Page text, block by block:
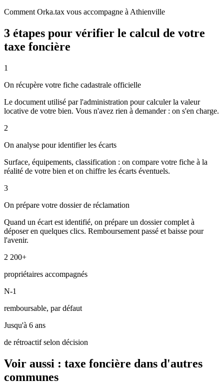
Comment Orka.tax vous accompagne à Athienville
3 étapes pour vérifier le calcul de votre
taxe foncière
1
On récupère votre fiche cadastrale officielle
Le document utilisé par l'administration pour calculer la valeur
locative de votre bien. Vous n'avez rien à demander : on s'en charge.
2
On analyse pour identifier les écarts
Surface, équipements, classification : on compare votre fiche à la
réalité de votre bien et on chiffre les écarts éventuels.
3
On prépare votre dossier de réclamation
Quand un écart est identifié, on prépare un dossier complet à
déposer en quelques clics. Remboursement passé et baisse pour
l'avenir.
2 200+
propriétaires accompagnés
N-1
remboursable, par défaut
Jusqu'à 6 ans
de rétroactif selon décision
Voir aussi : taxe foncière dans d'autres
communes